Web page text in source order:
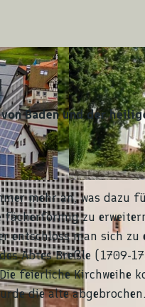
© Tourist-Info Ottenhöfen
Baden und der
mehr an, was dazu
zu
entschloss man sich zu
Abtes Breßle (1709-
feierliche Kirchweihe
die alte